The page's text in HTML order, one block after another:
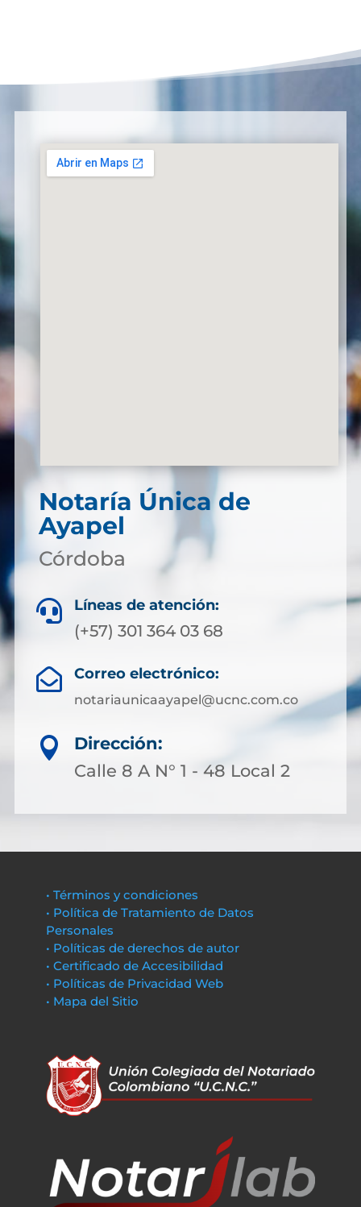
Notaría Única de
Ayapel
Córdoba
 Líneas de atención:
(+57) 301 364 03 68
 Correo electrónico:
notariaunicaayapel@ucnc.com.co

Dirección:
Calle 8 A N° 1 - 48 Local 2
• Términos y condiciones
• Política de Tratamiento de Datos
Personales
• Políticas de derechos de autor
• Certificado de Accesibilidad
• Políticas de Privacidad Web
• Mapa del Sitio